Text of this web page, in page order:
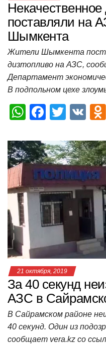
поставляли на
Шымкента
Жители Шымкента
дизтопливо на АЗС,
Департамент
В подпольном цехе
W
at
s
A
p
p
F
c
e
b
o
o
k
T
tt
er
V
21 октября, 2019
За 40 секунд
АЗС в
В Сайрамском районе
40 секунд. Один из
сообщает vera.kz со